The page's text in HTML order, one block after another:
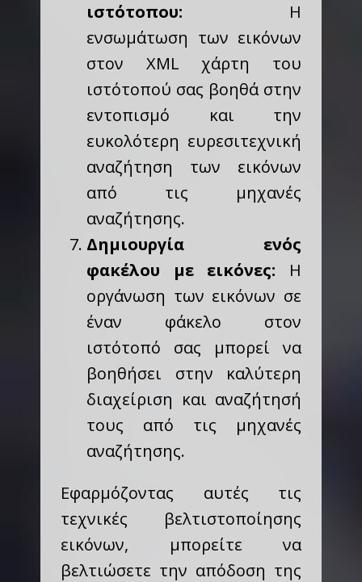
ιστότοπου: Η
ενσωμάτωση των εικόνων
στον XML χάρτη του
ιστότοπού σας βοηθά στην
εντοπισμό και την
ευκολότερη ευρεσιτεχνική
αναζήτηση των εικόνων
από τις μηχανές
αναζήτησης.
Δημιουργία ενός
φακέλου με εικόνες: Η
οργάνωση των εικόνων σε
έναν φάκελο στον
ιστότοπό σας μπορεί να
βοηθήσει στην καλύτερη
διαχείριση και αναζήτησή
τους από τις μηχανές
αναζήτησης.
Εφαρμόζοντας αυτές τις
τεχνικές βελτιστοποίησης
εικόνων, μπορείτε να
βελτιώσετε την απόδοση της